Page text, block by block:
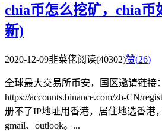
chia币怎么挖矿，chia币
新)
2020-12-09韭菜佬阅读(40302)赞(26)
全球最大交易所币安，国区邀请链接：
https://accounts.binance.com/zh-CN/
册不了IP地址用香港，居住地选香港
gmail、outlook。...